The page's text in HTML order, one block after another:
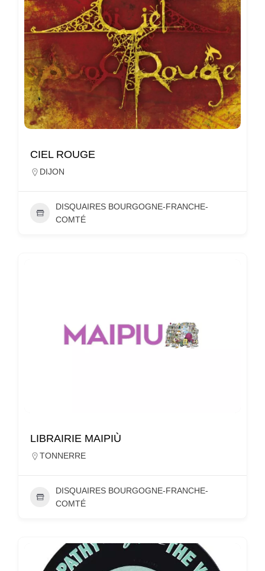
CIEL ROUGE
DIJON
DISQUAIRES BOURGOGNE-FRANCHE-
COMTÉ
LIBRAIRIE MAIPIÙ
TONNERRE
DISQUAIRES BOURGOGNE-FRANCHE-
COMTÉ